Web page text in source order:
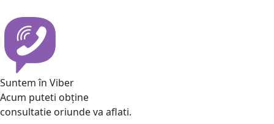
Suntem în Viber
Acum puteti obține
consultatie oriunde va aflati.